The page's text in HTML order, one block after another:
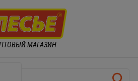
МАГАЗИН